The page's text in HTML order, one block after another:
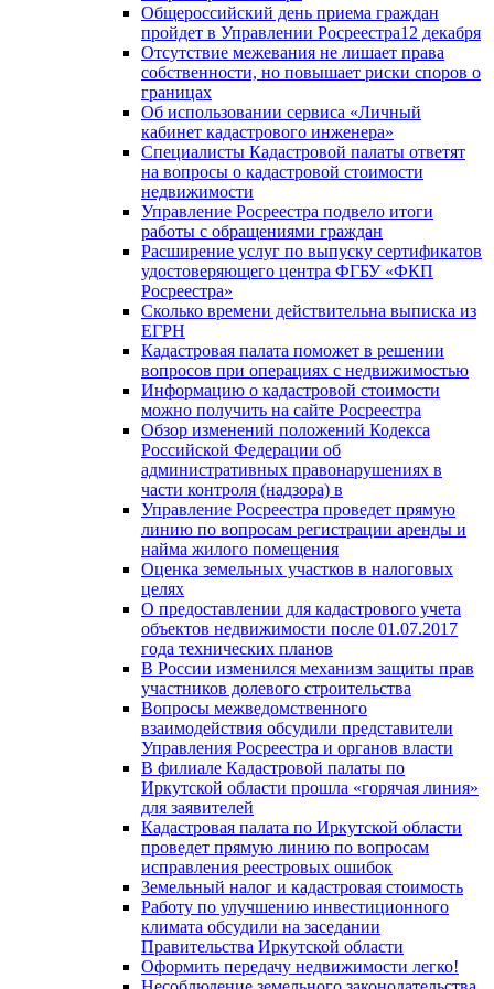
Общероссийский день приема граждан
пройдет в Управлении Росреестра12 декабря
Отсутствие межевания не лишает права
собственности, но повышает риски споров о
границах
Об использовании сервиса «Личный
кабинет кадастрового инженера»
Специалисты Кадастровой палаты ответят
на вопросы о кадастровой стоимости
недвижимости
Управление Росреестра подвело итоги
работы с обращениями граждан
Расширение услуг по выпуску сертификатов
удостоверяющего центра ФГБУ «ФКП
Росреестра»
Сколько времени действительна выписка из
ЕГРН
Кадастровая палата поможет в решении
вопросов при операциях с недвижимостью
Информацию о кадастровой стоимости
можно получить на сайте Росреестра
Обзор изменений положений Кодекса
Российской Федерации об
административных правонарушениях в
части контроля (надзора) в
Управление Росреестра проведет прямую
линию по вопросам регистрации аренды и
найма жилого помещения
Оценка земельных участков в налоговых
целях
О предоставлении для кадастрового учета
объектов недвижимости после 01.07.2017
года технических планов
В России изменился механизм защиты прав
участников долевого строительства
Вопросы межведомственного
взаимодействия обсудили представители
Управления Росреестра и органов власти
В филиале Кадастровой палаты по
Иркутской области прошла «горячая линия»
для заявителей
Кадастровая палата по Иркутской области
проведет прямую линию по вопросам
исправления реестровых ошибок
Земельный налог и кадастровая стоимость
Работу по улучшению инвестиционного
климата обсудили на заседании
Правительства Иркутской области
Оформить передачу недвижимости легко!